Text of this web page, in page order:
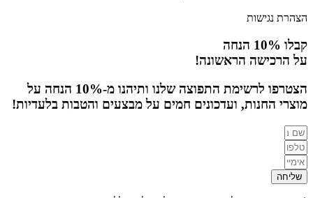
הצהרת נגישות
קבלו 10% הנחה
על הרכישה הראשונה!
הצטרפו לרשימת התפוצה שלנו ותיהנו מ-10% הנחה על
מוצרי החנות, ועדכונים חמים על מבצעים והטבות בלעדיות!
שליחה